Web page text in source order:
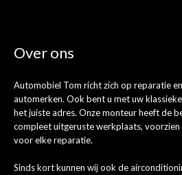
Over ons
Automobiel Tom richt zich op reparatie
automerken. Ook bent u met uw
het juiste adres. Onze monteur heeft de
compleet uitgeruste werkplaats,
voor elke reparatie.
Sinds kort kunnen wij ook de